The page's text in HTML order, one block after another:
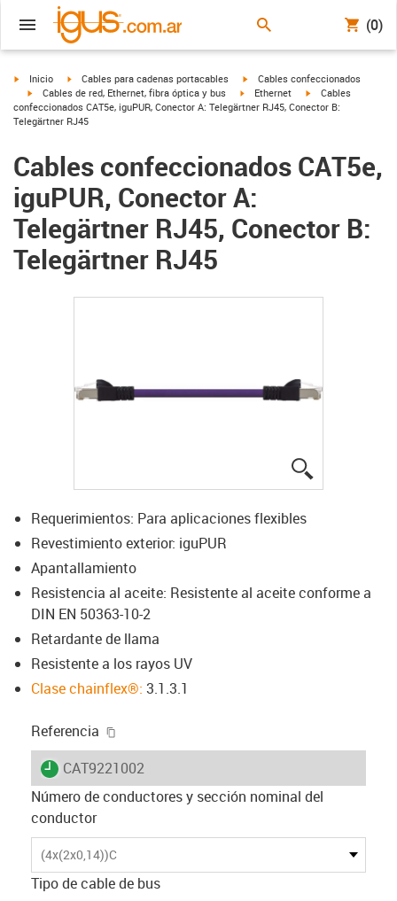
(0)
igus-icon-arrow-right
Inicio igus-icon-arrow-right
Cables para cadenas portacables igus-icon-arrow-right
Cables confeccionados
igus-icon-arrow-right
Cables de red, Ethernet, fibra óptica y bus igus-icon-arrow-right
Ethernet igus-icon-arrow-
Cables
confeccionados CAT5e, iguPUR, Conector A: Telegärtner RJ45, Conector B:
Telegärtner RJ45
Cables confeccionados CAT5e,
iguPUR, Conector A:
Telegärtner RJ45, Conector B:
Telegärtner RJ45
Requerimientos: Para aplicaciones flexibles
Revestimiento exterior: iguPUR
Apantallamiento
Resistencia al aceite: Resistente al aceite conforme a
DIN EN 50363-10-2
Retardante de llama
Resistente a los rayos UV
Clase chainflex®: 3.1.3.1
Referencia
igus-icon-lieferzeit
CAT9221002
Número de conductores y sección nominal del
conductor
(4x(2x0,14))C
Tipo de cable de bus